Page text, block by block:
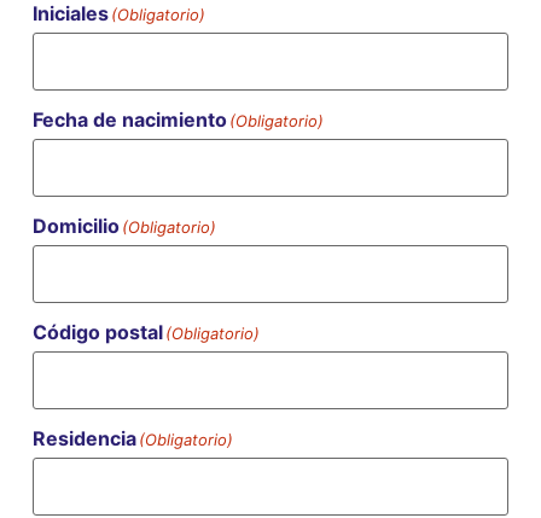
Iniciales(Obligatorio)
Fecha de nacimiento(Obligatorio)
Domicilio(Obligatorio)
Código postal(Obligatorio)
Residencia(Obligatorio)